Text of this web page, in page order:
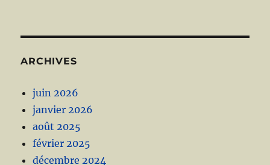
ARCHIVES
juin 2026
janvier 2026
août 2025
février 2025
décembre 2024